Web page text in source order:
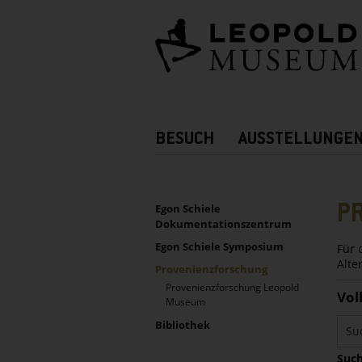
Hauptnavigation
BESUCH AUSSTELLUNGEN
Sidebar
UNTERNAVIGATION
Egon Schiele
Dokumentationszentrum
Egon Schiele Symposium
Provenienzforschung
Provenienzforschung Leopold
Museum
Bibliothek
Für